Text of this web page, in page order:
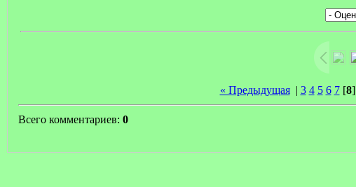
« Предыдущая| 3 4 5 6 7[8]
Всего комментариев: 0